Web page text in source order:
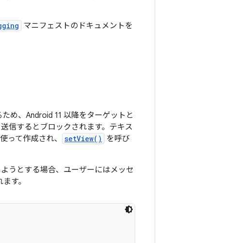
マニフェストのドキュメントを
め、Android 11 以降をターゲットと
信するとブロックされます。テキス
って作成され、 setView()
を呼び
うとする場合、ユーザーにはメッセ
す。